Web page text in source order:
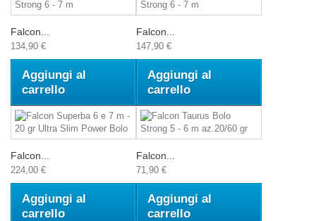
Falcon...
134,90 €
Aggiungi al
carrello
Falcon...
147,90 €
Aggiungi al
carrello
Falcon...
224,00 €
Aggiungi al
carrello
Falcon...
71,90 €
Aggiungi al
carrello